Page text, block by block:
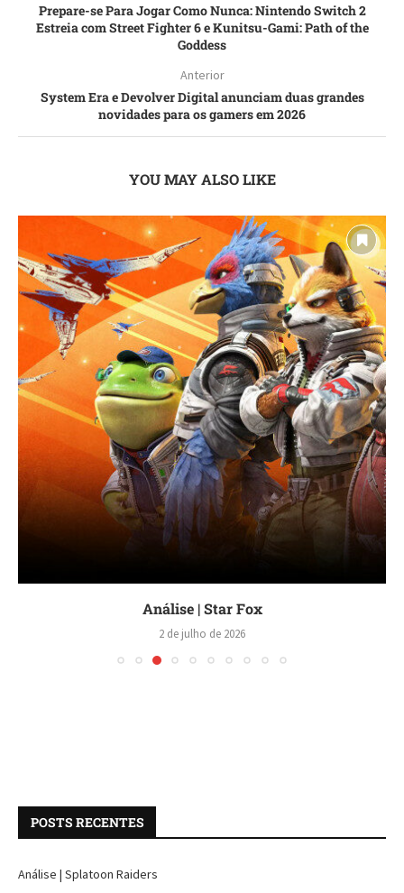
Prepare-se Para Jogar Como Nunca: Nintendo Switch 2
Estreia com Street Fighter 6 e Kunitsu-Gami: Path of the
Goddess
Anterior
System Era e Devolver Digital anunciam duas grandes
novidades para os gamers em 2026
YOU MAY ALSO LIKE
Análise | Star Fox
2 de julho de 2026
POSTS RECENTES
Análise | Splatoon Raiders